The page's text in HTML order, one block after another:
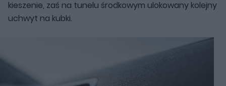
kieszenie, zaś na tunelu środkowym ulokowany kolejny
uchwyt na kubki.